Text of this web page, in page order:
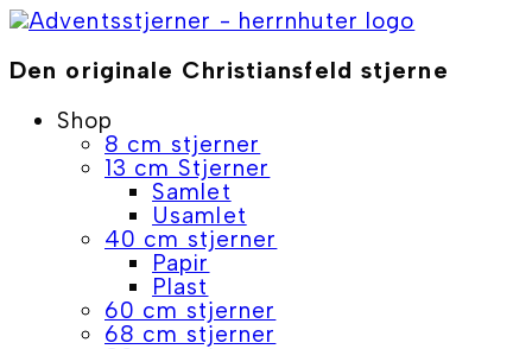
Skip
content
Den originale Christiansfeld stjerne
Shop
8 cm stjerner
13 cm Stjerner
Samlet
Usamlet
40 cm stjerner
Papir
Plast
60 cm stjerner
68 cm stjerner